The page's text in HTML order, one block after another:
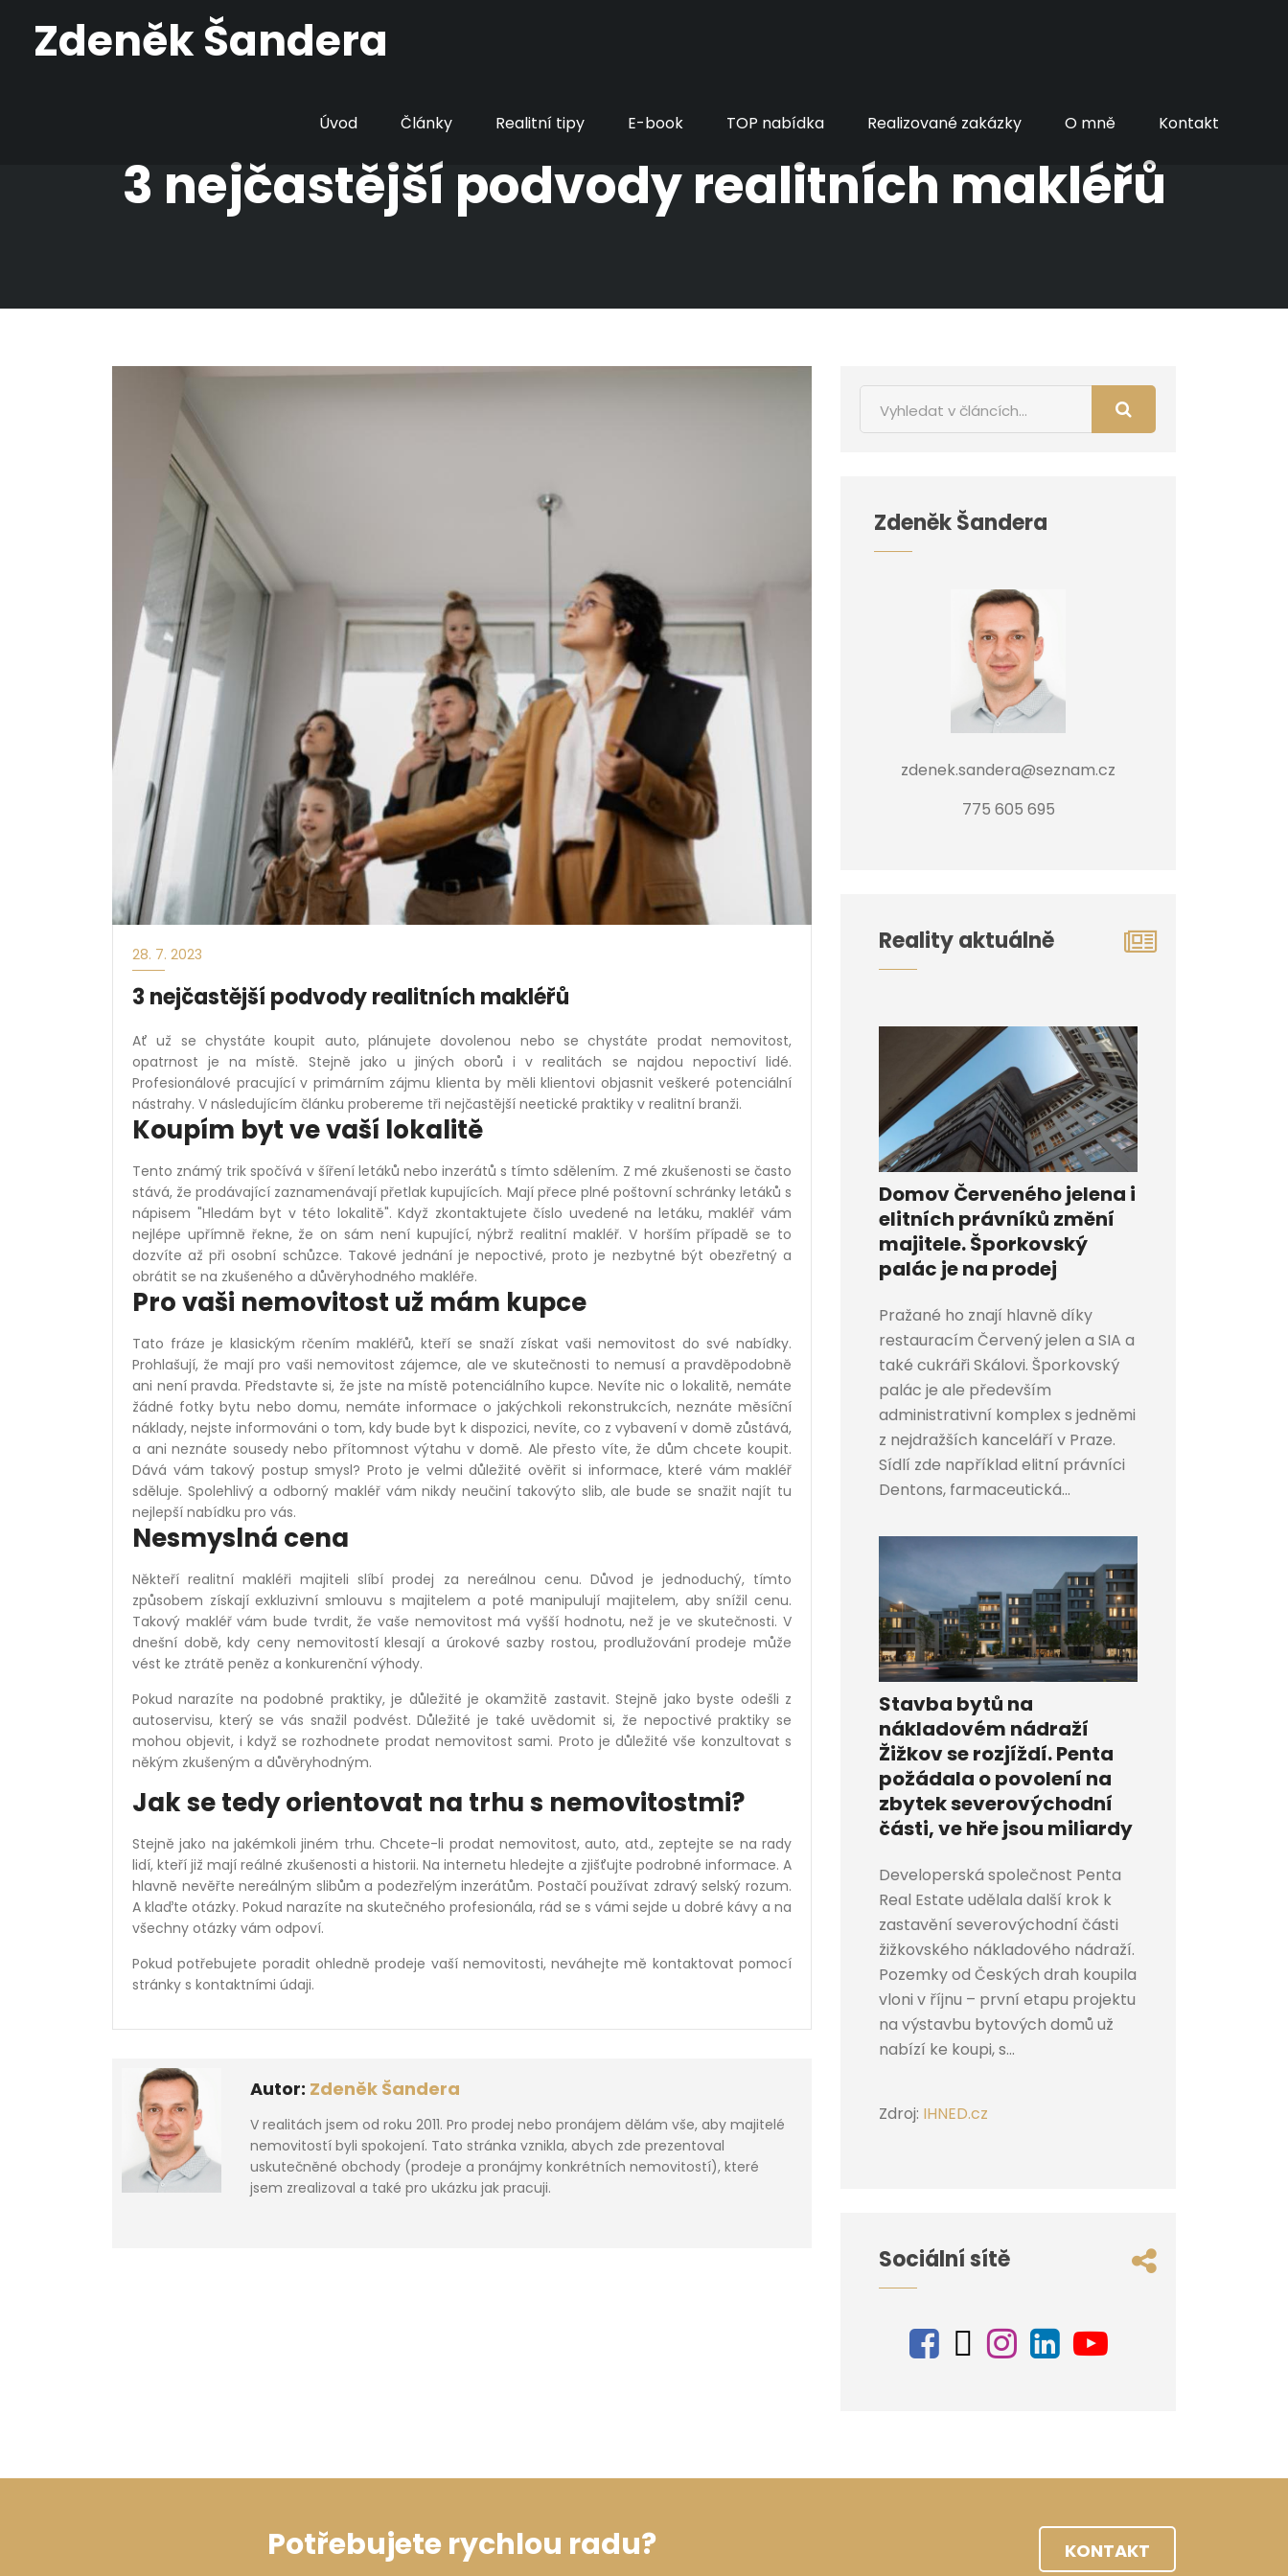
Zdeněk Šandera
Úvod Články Realitní tipy E-book TOP nabídka Realizované zakázky O mně Kontakt
3 nejčastější podvody realitních makléřů
28. 7. 2023
3 nejčastější podvody realitních makléřů
Ať už se chystáte koupit auto, plánujete dovolenou nebo se chystáte prodat nemovitost,
opatrnost je na místě. Stejně jako u jiných oborů i v realitách se najdou nepoctiví lidé.
Profesionálové pracující v primárním zájmu klienta by měli klientovi objasnit veškeré potenciální
nástrahy. V následujícím článku probereme tři nejčastější neetické praktiky v realitní branži.
Koupím byt ve vaší lokalitě
Tento známý trik spočívá v šíření letáků nebo inzerátů s tímto sdělením. Z mé zkušenosti se často
stává, že prodávající zaznamenávají přetlak kupujících. Mají přece plné poštovní schránky letáků s
nápisem "Hledám byt v této lokalitě". Když zkontaktujete číslo uvedené na letáku, makléř vám
nejlépe upřímně řekne, že on sám není kupující, nýbrž realitní makléř. V horším případě se to
dozvíte až při osobní schůzce. Takové jednání je nepoctivé, proto je nezbytné být obezřetný a
obrátit se na zkušeného a důvěryhodného makléře.
Pro vaši nemovitost už mám kupce
Tato fráze je klasickým rčením makléřů, kteří se snaží získat vaši nemovitost do své nabídky.
Prohlašují, že mají pro vaši nemovitost zájemce, ale ve skutečnosti to nemusí a pravděpodobně
ani není pravda. Představte si, že jste na místě potenciálního kupce. Nevíte nic o lokalitě, nemáte
žádné fotky bytu nebo domu, nemáte informace o jakýchkoli rekonstrukcích, neznáte měsíční
náklady, nejste informováni o tom, kdy bude byt k dispozici, nevíte, co z vybavení v domě zůstává,
a ani neznáte sousedy nebo přítomnost výtahu v domě. Ale přesto víte, že dům chcete koupit.
Dává vám takový postup smysl? Proto je velmi důležité ověřit si informace, které vám makléř
sděluje. Spolehlivý a odborný makléř vám nikdy neučiní takovýto slib, ale bude se snažit najít tu
nejlepší nabídku pro vás.
Nesmyslná cena
Někteří realitní makléři majiteli slíbí prodej za nereálnou cenu. Důvod je jednoduchý, tímto
způsobem získají exkluzivní smlouvu s majitelem a poté manipulují majitelem, aby snížil cenu.
Takový makléř vám bude tvrdit, že vaše nemovitost má vyšší hodnotu, než je ve skutečnosti. V
dnešní době, kdy ceny nemovitostí klesají a úrokové sazby rostou, prodlužování prodeje může
vést ke ztrátě peněz a konkurenční výhody.
Pokud narazíte na podobné praktiky, je důležité je okamžitě zastavit. Stejně jako byste odešli z
autoservisu, který se vás snažil podvést. Důležité je také uvědomit si, že nepoctivé praktiky se
mohou objevit, i když se rozhodnete prodat nemovitost sami. Proto je důležité vše konzultovat s
někým zkušeným a důvěryhodným.
Jak se tedy orientovat na trhu s nemovitostmi?
Stejně jako na jakémkoli jiném trhu. Chcete-li prodat nemovitost, auto, atd., zeptejte se na rady
lidí, kteří již mají reálné zkušenosti a historii. Na internetu hledejte a zjišťujte podrobné informace. A
hlavně nevěřte nereálným slibům a podezřelým inzerátům. Postačí používat zdravý selský rozum.
A klaďte otázky. Pokud narazíte na skutečného profesionála, rád se s vámi sejde u dobré kávy a na
všechny otázky vám odpoví.
Pokud potřebujete poradit ohledně prodeje vaší nemovitosti, neváhejte mě kontaktovat pomocí
stránky s kontaktními údaji.
Autor: Zdeněk Šandera
V realitách jsem od roku 2011. Pro prodej nebo pronájem dělám vše, aby majitelé
nemovitostí byli spokojení. Tato stránka vznikla, abych zde prezentoval
uskutečněné obchody (prodeje a pronájmy konkrétních nemovitostí), které
jsem zrealizoval a také pro ukázku jak pracuji.
Zdeněk Šandera
zdenek.sandera@seznam.cz
775 605 695
Reality aktuálně
Domov Červeného jelena i
elitních právníků změní
majitele. Šporkovský
palác je na prodej
Pražané ho znají hlavně díky
restauracím Červený jelen a SIA a
také cukráři Skálovi. Šporkovský
palác je ale především
administrativní komplex s jedněmi
z nejdražších kanceláří v Praze.
Sídlí zde například elitní právníci
Dentons, farmaceutická...
Stavba bytů na
nákladovém nádraží
Žižkov se rozjíždí. Penta
požádala o povolení na
zbytek severovýchodní
části, ve hře jsou miliardy
Developerská společnost Penta
Real Estate udělala další krok k
zastavění severovýchodní části
žižkovského nákladového nádraží.
Pozemky od Českých drah koupila
vloni v říjnu – první etapu projektu
na výstavbu bytových domů už
nabízí ke koupi, s...
Zdroj: IHNED.cz
Sociální sítě
Potřebujete rychlou radu? KONTAKT